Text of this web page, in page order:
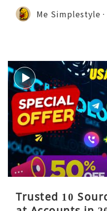
Me Simplestyle
Trusted 10